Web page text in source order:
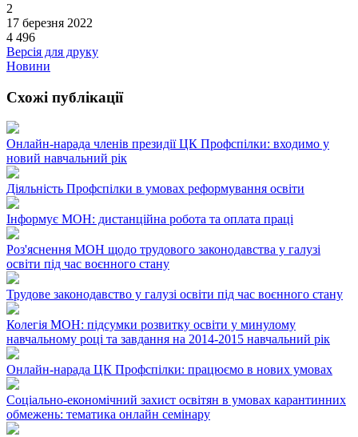
2
17 березня 2022
4 496
Версія для друку
Новини
Схожі публікації
Онлайн-нарада членів президії ЦК Профспілки: входимо у
новий навчальний рік
Діяльність Профспілки в умовах реформування освіти
Інформує МОН: дистанційна робота та оплата праці
Роз'яснення МОН щодо трудового законодавства у галузі
освіти під час воєнного стану
Трудове законодавство у галузі освіти під час воєнного стану
Колегія МОН: підсумки розвитку освіти у минулому
навчальному році та завдання на 2014-2015 навчальний рік
Онлайн-нарада ЦК Профспілки: працюємо в нових умовах
Соціально-економічний захист освітян в умовах карантинних
обмежень: тематика онлайн семінару